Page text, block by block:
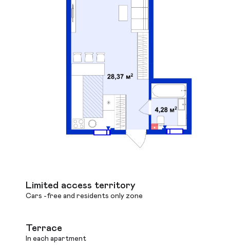
Limited access territory
Cars -free and residents only zone
Terrace
In each apartment